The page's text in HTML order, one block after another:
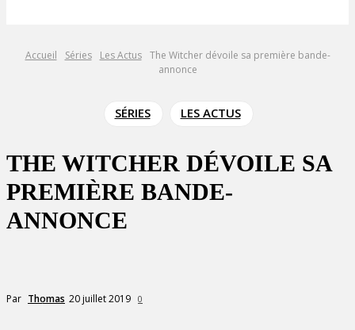
Accueil Séries Les Actus
The Witcher dévoile sa première bande-
annonce
SÉRIES LES ACTUS
THE WITCHER DÉVOILE SA
PREMIÈRE BANDE-
ANNONCE
Par Thomas 20 juillet 2019 0